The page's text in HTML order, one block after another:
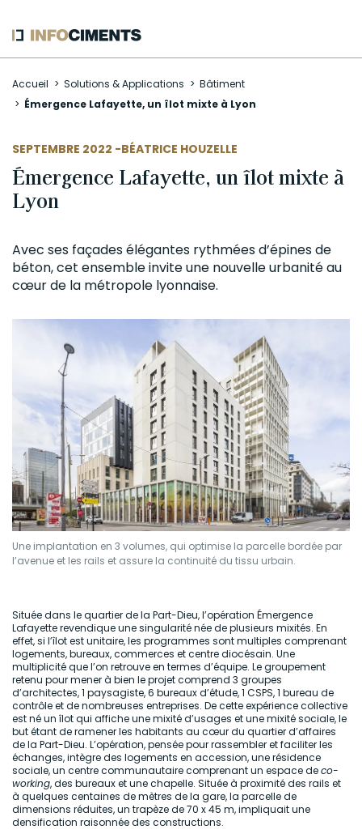
au
contenu
Accueil Solutions & Applications
Bâtiment
Émergence Lafayette, un îlot mixte à Lyon
SEPTEMBRE 2022 -
AUTEUR BÉATRICE HOUZELLE
Émergence Lafayette, un îlot mixte à
Lyon
Avec ses façades élégantes rythmées d’épines de
béton, cet ensemble invite une nouvelle urbanité au
cœur de la métropole lyonnaise.
Une implantation en 3 volumes, qui optimise la parcelle bordée par
l’avenue et les rails et assure la continuité du tissu urbain.
Située dans le quartier de la Part-Dieu, l’opération Émergence
Lafayette revendique une singularité née de plusieurs mixités. En
effet, si l’îlot est unitaire, les programmes sont multiples comprenant
logements, bureaux, commerces et centre diocésain. Une
multiplicité que l’on retrouve en termes d’équipe. Le groupement
retenu pour mener à bien le projet comprend 3 groupes
d’architectes, 1 paysagiste, 6 bureaux d’étude, 1 CSPS, 1 bureau de
contrôle et de nombreuses entreprises. De cette expérience collective
est né un îlot qui affiche une mixité d’usages et une mixité sociale, le
but étant de ramener les habitants au cœur du quartier d’affaires
de la Part-Dieu. L’opération, pensée pour rassembler et faciliter les
échanges, intègre des logements en accession, une résidence
sociale, un centre communautaire comprenant un espace deco-
working, des bureaux et une chapelle. Située à proximité des rails et
à quelques centaines de mètres de la gare, la parcelle de
dimensions réduites, un trapèze de 70 x 45 m, impliquait une
densification raisonnée des constructions.